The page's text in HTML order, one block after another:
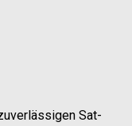
Sat-